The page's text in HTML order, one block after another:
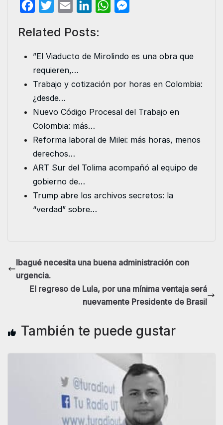
c
o
o
k
i
e
r
a
n
d
n
W
A
p
n
e
Related Posts:
”El Viaducto de Mirolindo es una obra que
requieren,…
Trabajo y cotización por horas en Colombia:
¿desde…
Nuevo Código Procesal del Trabajo en
Colombia: más…
Reforma laboral de Milei: más horas, menos
derechos…
ART Sur del Tolima acompañó al equipo de
gobierno de…
Trump abre los archivos secretos: la
“verdad” sobre…
Ibagué necesita una buena administración con
urgencia.
El regreso de Lula, por una mínima ventaja será
nuevamente Presidente de Brasil
También te puede gustar